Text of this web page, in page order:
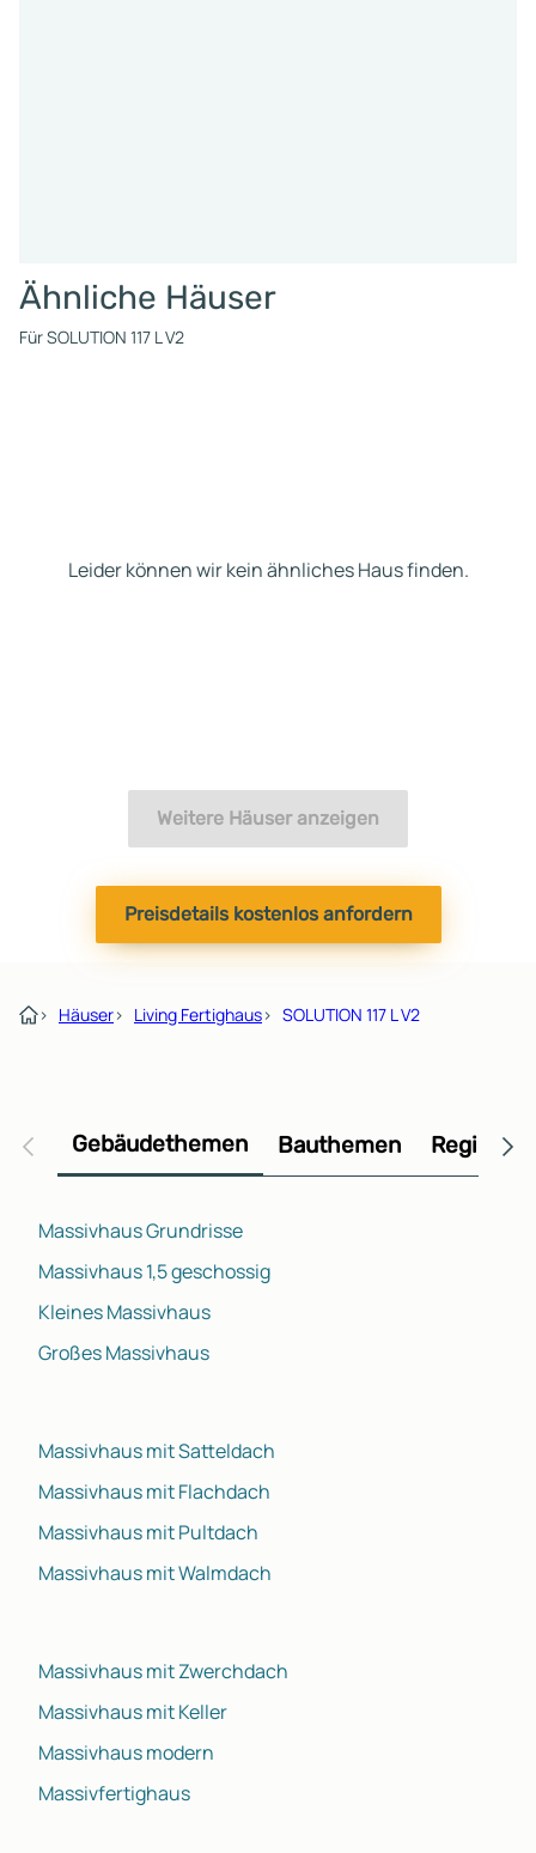
Ähnliche Häuser
Für SOLUTION 117 L V2
Leider können wir kein ähnliches Haus finden.
Weitere Häuser anzeigen
Preisdetails kostenlos anfordern
› Häuser› Living Fertighaus› SOLUTION 117 L V2
Gebäudethemen Bauthemen
Massivhaus Grundrisse
Massivhaus 1,5 geschossig
Kleines Massivhaus
Großes Massivhaus
Massivhaus mit Satteldach
Massivhaus mit Flachdach
Massivhaus mit Pultdach
Massivhaus mit Walmdach
Massivhaus mit Zwerchdach
Massivhaus mit Keller
Massivhaus modern
Massivfertighaus